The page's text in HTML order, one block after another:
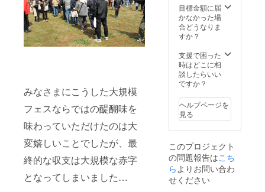
みなさまにこうした大規模
フェスならではの醍醐味を
味わっていただけたのは大
変嬉しいことでしたが、最
終的な収支は大規模な赤字
となってしまいました…
「オプ
ショ
ン」か
さい。
◯Tシャ
ツサイ
ズ◯ サ
幅/着丈/
幅
（cm）
S
49/65/1
9/42 M
52/69/2
0/46 L
シャツ
クラウ
ドファ
しか購
入でき
ない限
定ロゴT
をお送
しま
す。 サ
「オプ
ショ
ン」か
らお選
品形式
mp4形
式で完
ださ
い。 ※
ご質問
や動画
ご自身
ででき
ないと
きはま
下まで
ご相談
くださ
い。 ◯
メール
目標金額に届
かなかった場
合どうなりま
すか？
支援で困った
時はどこに相
談したらいい
ですか？
ヘルプページを
見る
このプロジェクト
の問題報告はこち
らよりお問い合わ
せください